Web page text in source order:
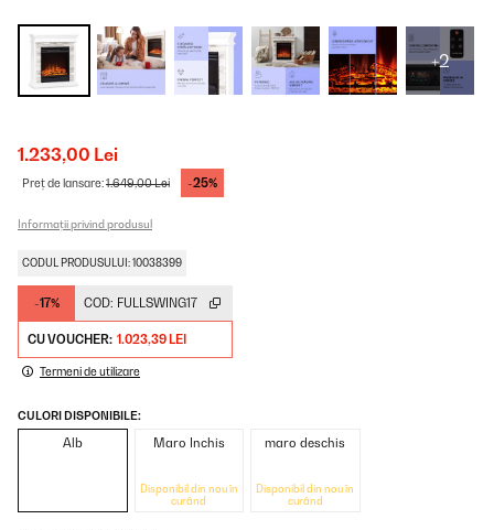
+2
1.233,00 Lei
Preț de lansare:1.649,00 Lei -25%
Informații privind produsul
CODUL PRODUSULUI: 10038399
-17% COD: FULLSWING17
CU VOUCHER: 1.023,39 LEI
Termeni de utilizare
CULORI DISPONIBILE:
Alb Maro Inchis
Disponibil din nou în
curând
maro deschis
Disponibil din nou în
curând